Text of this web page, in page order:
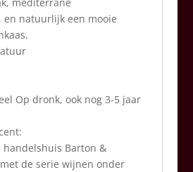
en natuurlijk een mooie
Op dronk, ook nog 3-5 jaar
handelshuis Barton &
de serie wijnen onder